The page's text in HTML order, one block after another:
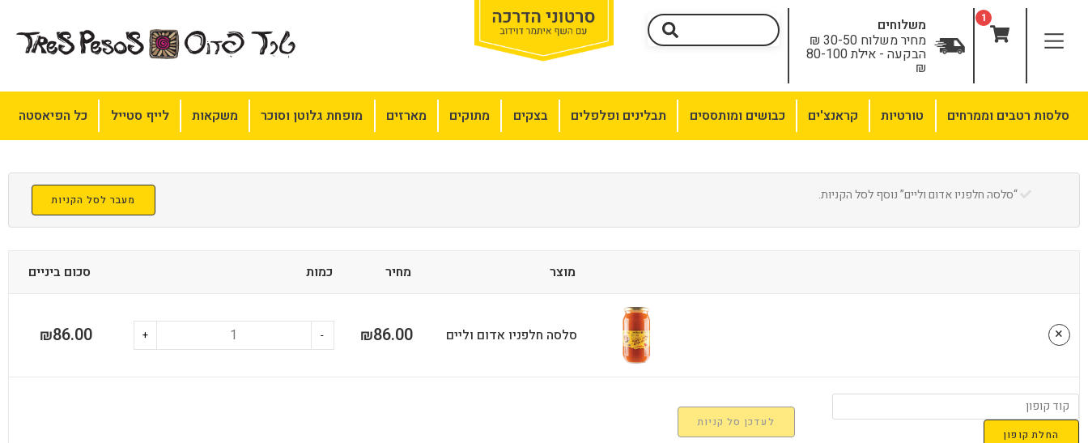
1 משלוחים
מחיר משלוח 30-50 ₪
הבקעה - אילת 80-100
₪
סלסות רטבים וממרחים טורטיות קראנצ'ים כבושים ומותססים תבלינים ופלפלים בצקים מתוקים מארזים מופחת גלוטן וסוכר משקאות לייף סטייל כל הפיאסטה
“סלסה חלפניו אדום וליים” נוסף לסל הקניות. מעבר לסל הקניות
מוצר מחיר כמות סכום ביניים
× סלסה חלפניו אדום וליים ₪86.00
-
+
₪86.00
החלת קופון
לעדכן סל קניות